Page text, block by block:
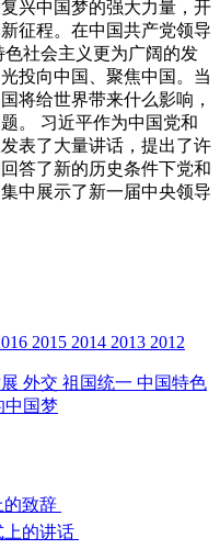
兴中国梦的强大力量，开
征程。在中国共产党领导
社会主义更为广阔的发
投向中国、聚焦中国。当
将给世界带来什么影响，
。 习近平作为中国党和
表了大量讲话，提出了许
答了新的历史条件下党和
中展示了新一届中央领导
2015 2014 2013 2012
外交 祖国统一 中国特色
中国梦
的致辞
上的讲话